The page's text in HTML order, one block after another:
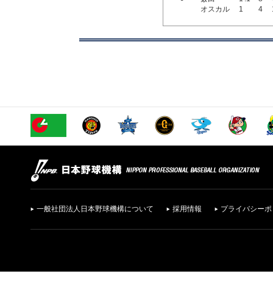
オスカル
1 4
一般社団法人日本野球機構について 採用情報 プライバシー